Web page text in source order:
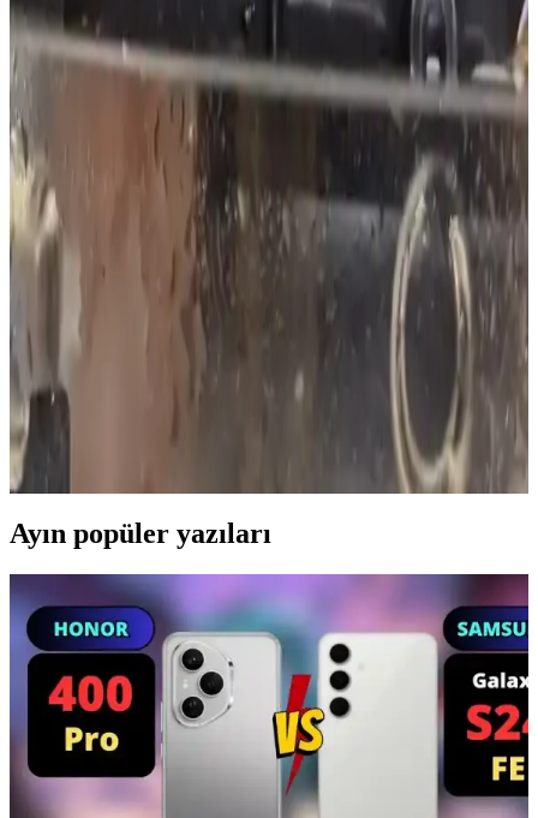
ve Etkili Çözüm Yöntemleri
Bulaşık makinesinde kalıntı oluşumu, filtre tıkanıklığı, sprey
kollarının engellenmesi, düşük su basıncı ve yanlış yıkama
programları gibi nedenlerden kaynaklanır. Düzenli bakım ve doğru
kullanım önemlidir.
Davlumbaz Şekillerinin Duman ve Partikül
Yakalama Performansının Karşılaştırılması
Davlumbazların canopy, düz ve eğimli şekilleri duman yakalama ve
hava akışı açısından farklı avantajlar sunar. Fan gücü ve düzenli
bakım performansı artırır, doğru kurulum ise etkinliği sağlar.
LG Fırınlarında Hamam Böcekleri: Elektronik
Cihazlarda İstila ve Mücadele Yöntemleri
Hamam böcekleri LG fırınlarda barınarak cihazların işlevini ve
sağlığı tehdit eder. Yumurtalarına karşı dirençli olan bu böceklerle
mücadelede profesyonel ilaçlama ve temizlik önemlidir.
Ayın popüler yazıları